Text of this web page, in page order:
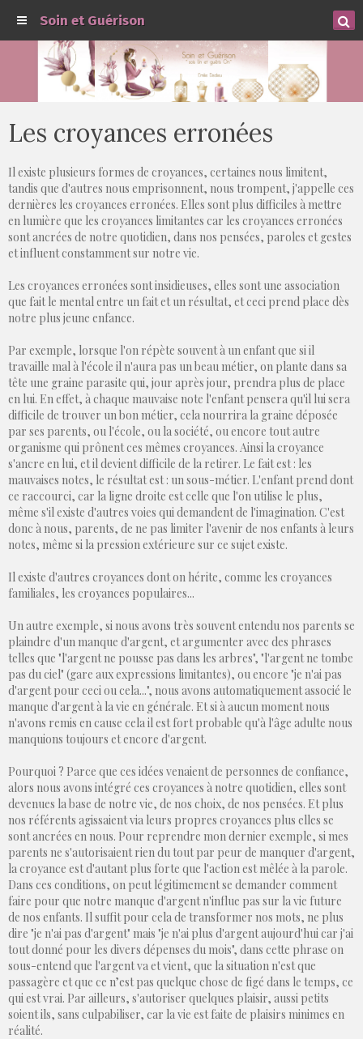
Soin et Guérison
Les croyances erronées
Il existe plusieurs formes de croyances, certaines nous limitent,
tandis que d'autres nous emprisonnent, nous trompent, j'appelle ces
dernières les croyances erronées. Elles sont plus difficiles à mettre
en lumière que les croyances limitantes car les croyances erronées
sont ancrées de notre quotidien, dans nos pensées, paroles et gestes
et influent constamment sur notre vie.
Les croyances erronées sont insidieuses, elles sont une association
que fait le mental entre un fait et un résultat, et ceci prend place dès
notre plus jeune enfance.
Par exemple, lorsque l'on répète souvent à un enfant que si il
travaille mal à l'école il n'aura pas un beau métier, on plante dans sa
tête une graine parasite qui, jour après jour, prendra plus de place
en lui. En effet, à chaque mauvaise note l'enfant pensera qu'il lui sera
difficile de trouver un bon métier, cela nourrira la graine déposée
par ses parents, ou l'école, ou la société, ou encore tout autre
organisme qui prônent ces mêmes croyances. Ainsi la croyance
s'ancre en lui, et il devient difficile de la retirer. Le fait est : les
mauvaises notes, le résultat est : un sous-métier. L'enfant prend dont
ce raccourci, car la ligne droite est celle que l'on utilise le plus,
même s'il existe d'autres voies qui demandent de l'imagination. C'est
donc à nous, parents, de ne pas limiter l'avenir de nos enfants à leurs
notes, même si la pression extérieure sur ce sujet existe.
Il existe d'autres croyances dont on hérite, comme les croyances
familiales, les croyances populaires...
Un autre exemple, si nous avons très souvent entendu nos parents se
plaindre d'un manque d'argent, et argumenter avec des phrases
telles que "l'argent ne pousse pas dans les arbres", "l'argent ne tombe
pas du ciel" (gare aux expressions limitantes), ou encore "je n'ai pas
d'argent pour ceci ou cela...", nous avons automatiquement associé le
manque d'argent à la vie en générale. Et si à aucun moment nous
n'avons remis en cause cela il est fort probable qu'à l'âge adulte nous
manquions toujours et encore d'argent.
Pourquoi ? Parce que ces idées venaient de personnes de confiance,
alors nous avons intégré ces croyances à notre quotidien, elles sont
devenues la base de notre vie, de nos choix, de nos pensées. Et plus
nos référents agissaient via leurs propres croyances plus elles se
sont ancrées en nous. Pour reprendre mon dernier exemple, si mes
parents ne s'autorisaient rien du tout par peur de manquer d'argent,
la croyance est d'autant plus forte que l'action est mêlée à la parole.
Dans ces conditions, on peut légitimement se demander comment
faire pour que notre manque d'argent n'influe pas sur la vie future
de nos enfants. Il suffit pour cela de transformer nos mots, ne plus
dire "je n'ai pas d'argent" mais "je n'ai plus d'argent aujourd'hui car j'ai
tout donné pour les divers dépenses du mois", dans cette phrase on
sous-entend que l'argent va et vient, que la situation n'est que
passagère et que ce n’est pas quelque chose de figé dans le temps, ce
qui est vrai. Par ailleurs, s'autoriser quelques plaisir, aussi petits
soient ils, sans culpabiliser, car la vie est faite de plaisirs minimes en
réalité.